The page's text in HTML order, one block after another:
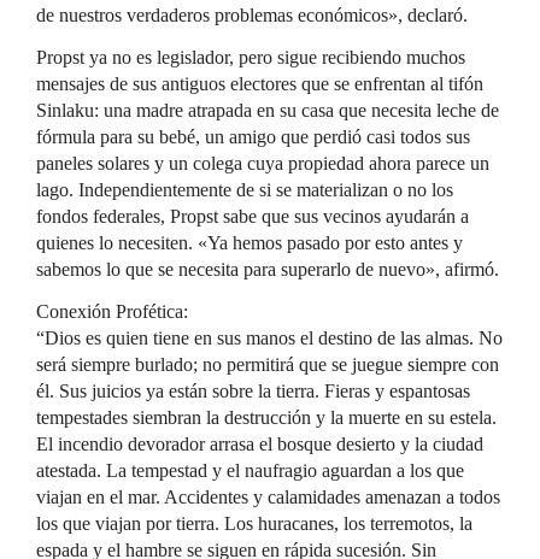
de nuestros verdaderos problemas económicos», declaró.
Propst ya no es legislador, pero sigue recibiendo muchos
mensajes de sus antiguos electores que se enfrentan al tifón
Sinlaku: una madre atrapada en su casa que necesita leche de
fórmula para su bebé, un amigo que perdió casi todos sus
paneles solares y un colega cuya propiedad ahora parece un
lago. Independientemente de si se materializan o no los
fondos federales, Propst sabe que sus vecinos ayudarán a
quienes lo necesiten. «Ya hemos pasado por esto antes y
sabemos lo que se necesita para superarlo de nuevo», afirmó.
Conexión Profética:
“Dios es quien tiene en sus manos el destino de las almas. No
será siempre burlado; no permitirá que se juegue siempre con
él. Sus juicios ya están sobre la tierra. Fieras y espantosas
tempestades siembran la destrucción y la muerte en su estela.
El incendio devorador arrasa el bosque desierto y la ciudad
atestada. La tempestad y el naufragio aguardan a los que
viajan en el mar. Accidentes y calamidades amenazan a todos
los que viajan por tierra. Los huracanes, los terremotos, la
espada y el hambre se siguen en rápida sucesión. Sin